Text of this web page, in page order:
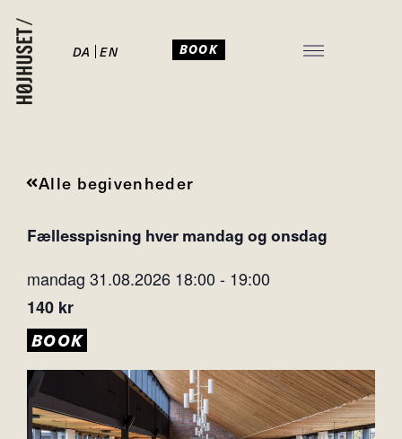
DA EN BOOK
Alle begivenheder
Fællesspisning hver mandag og onsdag
mandag 31.08.2026 18:00 - 19:00
140 kr
BOOK